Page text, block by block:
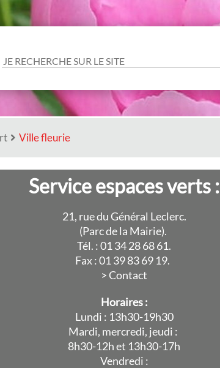
Ville fleurie
Service espaces verts :
21, rue du Général Leclerc.
(Parc de la Mairie).
Tél. : 01 34 28 68 61.
Fax : 01 39 83 69 19.
> Contact
Horaires :
Lundi : 13h30-19h30
Mardi, mercredi, jeudi :
8h30-12h et 13h30-17h
Vendredi :